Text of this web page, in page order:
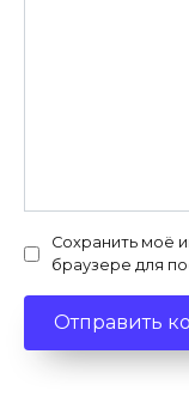
Сохранить моё
браузере для